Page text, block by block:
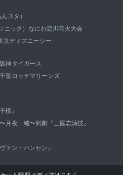
スタ）
ニック） なにわ淀川花火大会
京ディズニーシー
阪神タイガース
千葉ロッテマリーンズ
様』
月夜一縷〜剣劇『三國志演技』
ァン・ハンセン』